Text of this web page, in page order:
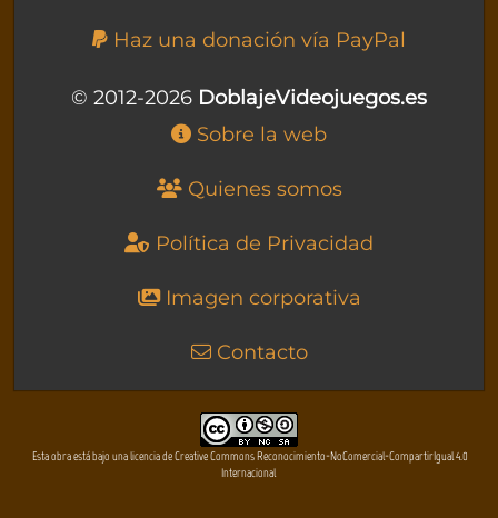
Haz una donación vía PayPal
© 2012-2026 DoblajeVideojuegos.es
Sobre la web
Quienes somos
Política de Privacidad
Imagen corporativa
Contacto
Esta obra está bajo una licencia de Creative Commons Reconocimiento-NoComercial-CompartirIgual 4.0
Internacional